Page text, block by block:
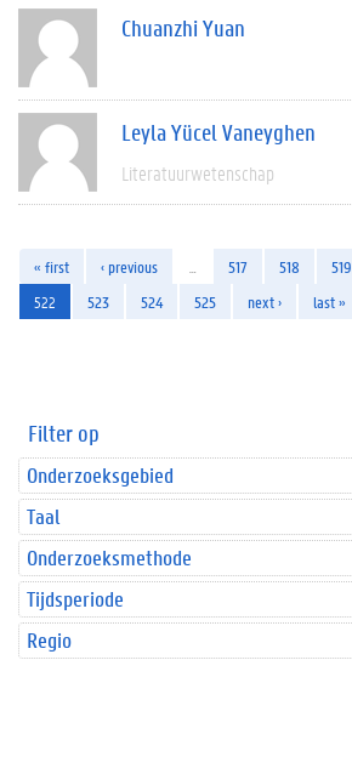
Chuanzhi Yuan
Leyla Yücel Vaneyghen
Literatuurwetenschap
« first ‹ previous 517 518 519
522
523 524 525 next › last »
Filter op
Onderzoeksgebied
Taal
Onderzoeksmethode
Tijdsperiode
Regio